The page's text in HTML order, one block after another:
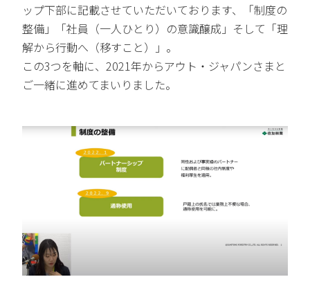
ップ下部に記載させていただいております、「制度の
整備」「社員（一人ひとり）の意識醸成」そして「理
解から行動へ（移すこと）」。
この3つを軸に、2021年からアウト・ジャパンさまと
ご一緒に進めてまいりました。